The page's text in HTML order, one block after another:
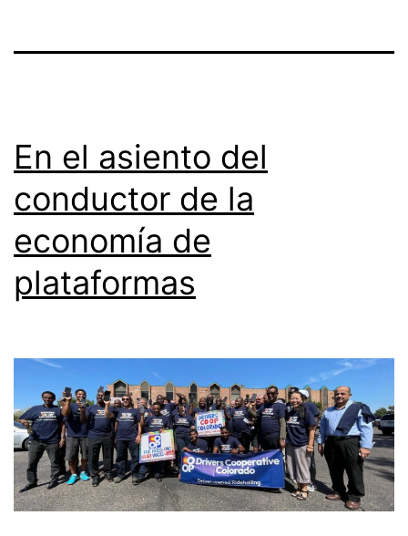
En el asiento del
conductor de la
economía de
plataformas